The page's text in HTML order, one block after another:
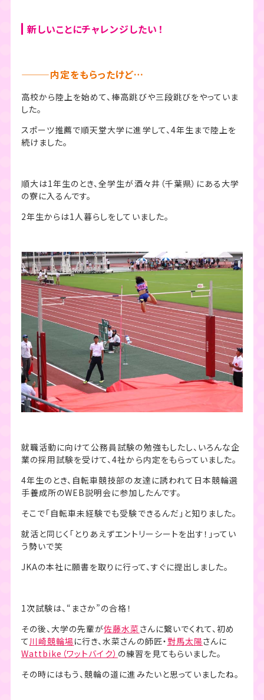
新しいことにチャレンジしたい！
———内定をもらったけど…
高校から陸上を始めて、棒高跳びや三段跳びをやっていま
した。
スポーツ推薦で順天堂大学に進学して、4年生まで陸上を
続けました。
順大は1年生のとき、全学生が酒々井（千葉県）にある大学
の寮に入るんです。
2年生からは1人暮らしをしていました。
就職活動に向けて公務員試験の勉強もしたし、いろんな企
業の採用試験を受けて、4社から内定をもらっていました。
4年生のとき、自転車競技部の友達に誘われて日本競輪選
手養成所のWEB説明会に参加したんです。
そこで「自転車未経験でも受験できるんだ」と知りました。
就活と同じく「とりあえずエントリーシートを出す！」ってい
う勢いで笑
JKAの本社に願書を取りに行って、すぐに提出しました。
1次試験は、“まさか”の合格！
その後、大学の先輩が佐藤水菜さんに繋いでくれて、初め
て川崎競輪場 に行き、水菜さんの師匠・對馬太陽さんに
Wattbike （ワットバイク） の練習を見てもらいました。
その時にはもう、競輪の道に進みたいと思っていましたね。